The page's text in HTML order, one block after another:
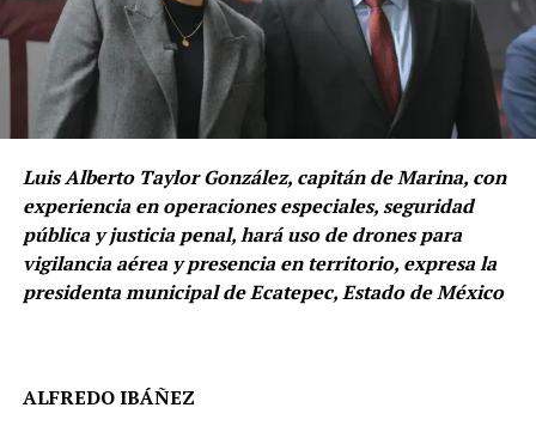
Luis Alberto Taylor González, capitán de Marina, con
experiencia en operaciones especiales, seguridad
pública y justicia penal, hará uso de drones para
vigilancia aérea y presencia en territorio, expresa la
presidenta municipal de Ecatepec, Estado de México
ALFREDO IBÁÑEZ